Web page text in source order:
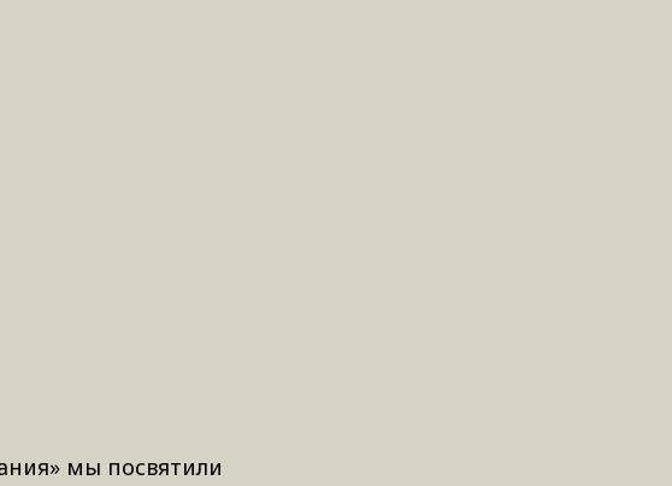
мы посвятили